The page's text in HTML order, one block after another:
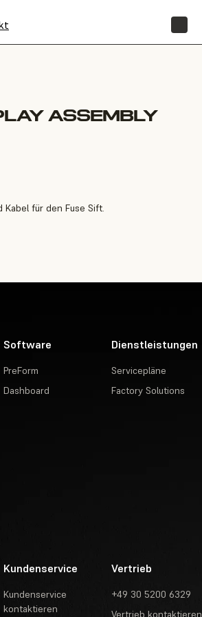
ASSEMBLY
Kabel für den Fuse Sift.
Software
PreForm
Dashboard
Dienstleistungen
Servicepläne
Factory Solutions
Kundenservice
Kundenservice
kontaktieren
Vertrieb
+49 30 5200 6329
Vertrieb kontaktieren